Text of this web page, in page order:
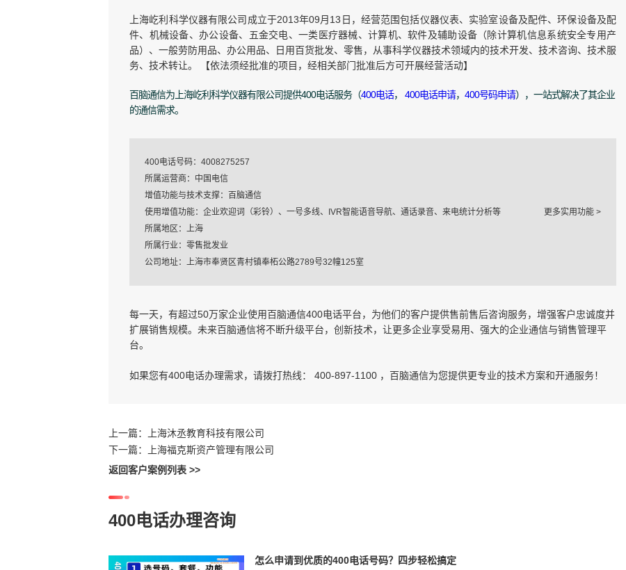
上海屹利科学仪器有限公司成立于2013年09月13日，经营范围包括仪器仪表、实验室设备及配件、环保设备及配
件、机械设备、办公设备、五金交电、一类医疗器械、计算机、软件及辅助设备（除计算机信息系统安全专用产
品）、一般劳防用品、办公用品、日用百货批发、零售，从事科学仪器技术领域内的技术开发、技术咨询、技术服
务、技术转让。 【依法须经批准的项目，经相关部门批准后方可开展经营活动】
百脑通信为上海屹利科学仪器有限公司提供400电话服务（400电话， 400电话申请， 400号码申请），一站式解决了其企业
的通信需求。
400电话号码：4008275257
所属运营商：中国电信
增值功能与技术支撑：百脑通信
使用增值功能：企业欢迎词（彩铃）、一号多线、IVR智能语音导航、通话录音、来电统计分析等
更多实用功能 >
所属地区：上海
所属行业：零售批发业
公司地址：上海市奉贤区青村镇奉柘公路2789号32幢125室
每一天，有超过50万家企业使用百脑通信400电话平台，为他们的客户提供售前售后咨询服务，增强客户忠诚度并
扩展销售规模。未来百脑通信将不断升级平台，创新技术，让更多企业享受易用、强大的企业通信与销售管理平
台。
如果您有400电话办理需求，请拨打热线： 400-897-1100 ，百脑通信为您提供更专业的技术方案和开通服务！
上一篇：
上海沐丞教育科技有限公司
下一篇：
上海福克斯资产管理有限公司
返回客户案例列表 >>
400电话办理咨询
怎么申请到优质的400电话号码？四步轻松搞定